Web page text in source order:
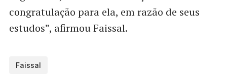
congratulação para ela, em razão de seus
estudos”, afirmou Faissal.
Faissal